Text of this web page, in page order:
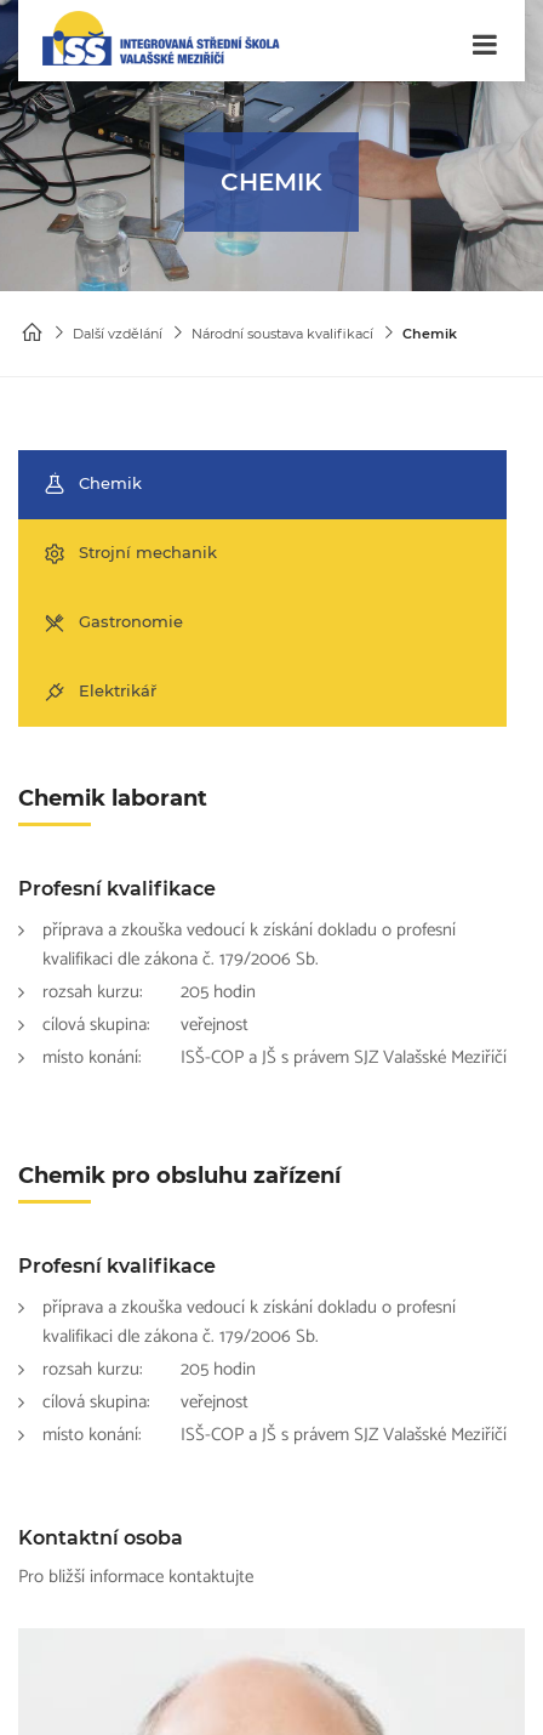
CHEMIK
Další vzdělání Národní soustava kvalifikací Chemik
Chemik
Strojní mechanik
Gastronomie
Elektrikář
Chemik laborant
Profesní kvalifikace
příprava a zkouška vedoucí k získání dokladu o profesní
kvalifikaci dle zákona č. 179/2006 Sb.
rozsah kurzu:
205 hodin
cílová skupina:
veřejnost
místo konání:
ISŠ-COP a JŠ s právem SJZ Valašské Meziříčí
Chemik pro obsluhu zařízení
Profesní kvalifikace
příprava a zkouška vedoucí k získání dokladu o profesní
kvalifikaci dle zákona č. 179/2006 Sb.
rozsah kurzu:
205 hodin
cílová skupina:
veřejnost
místo konání:
ISŠ-COP a JŠ s právem SJZ Valašské Meziříčí
Kontaktní osoba
Pro bližší informace kontaktujte